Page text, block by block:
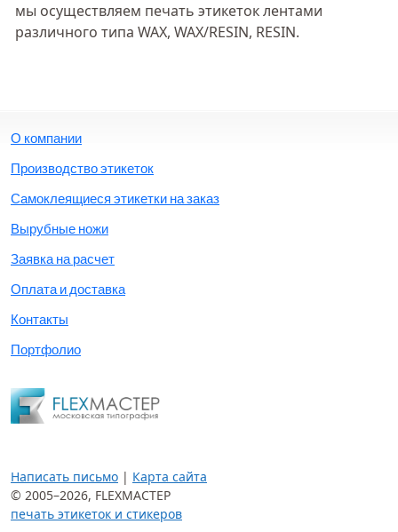
мы осуществляем печать этикеток лентами
различного типа WAX, WAX/RESIN, RESIN.
О компании
Производство этикеток
Самоклеящиеся этикетки на заказ
Вырубные ножи
Заявка на расчет
Оплата и доставка
Контакты
Портфолио
Написать письмо | Карта сайта
© 2005–2026, FLEXМАСТЕР
печать этикеток и стикеров